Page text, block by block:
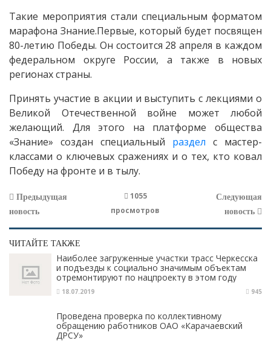
Такие мероприятия стали специальным форматом
марафона Знание.Первые, который будет посвящен
80-летию Победы. Он состоится 28 апреля в каждом
федеральном округе России, а также в новых
регионах страны.
Принять участие в акции и выступить с лекциями о
Великой Отечественной войне может любой
желающий. Для этого на платформе общества
«Знание» создан специальный раздел с мастер-
классами о ключевых сражениях и о тех, кто ковал
Победу на фронте и в тылу.
Предыдущая
новость
1055
просмотров
Следующая
новость
ЧИТАЙТЕ ТАКЖЕ
Наиболее загруженные участки трасс Черкесска
и подъезды к социально значимым объектам
отремонтируют по нацпроекту в этом году
18.07.2019 945
Проведена проверка по коллективному
обращению работников ОАО «Карачаевский
ДРСУ»